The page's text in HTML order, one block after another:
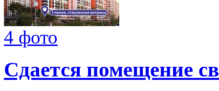
4 фото
Сдается помещение